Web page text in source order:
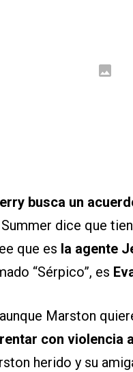
busca un
Summer dice que
que es la agente
“Sérpico”, es
Marston
con violencia
herido y su